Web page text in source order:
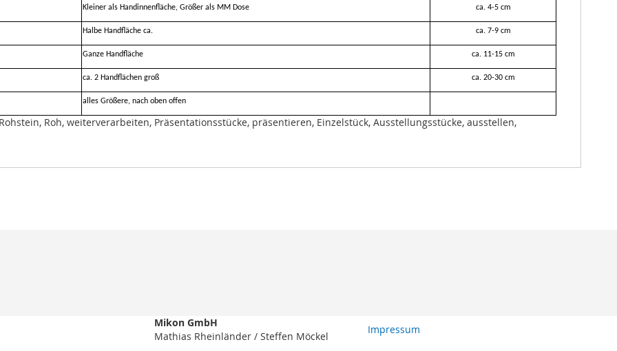
Kleiner als Handinnenfläche, Größer als MM Dose ca. 4-5 cm
Halbe Handfläche ca. ca. 7-9 cm
Ganze Handfläche ca. 11-15 cm
ca. 2 Handflächen groß ca. 20-30 cm
alles Größere, nach oben offen
Roh, weiterverarbeiten, Präsentationsstücke, präsentieren, Einzelstück, Ausstellungsstücke, ausstellen,
Mikon GmbH
Mathias Rheinländer / Steffen Möckel
Impressum